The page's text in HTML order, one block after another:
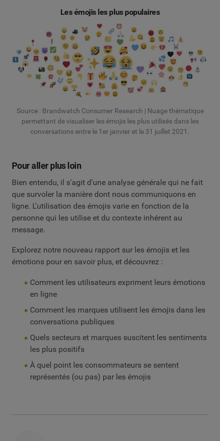
Les émojis les plus populaires
Source : Brandwatch Consumer Research | Nuage thématique
permettant de visualiser les émojis les plus utilisés dans les
conversations entre le 1er janvier et le 31 juillet 2021.
Pour aller plus loin
Bien entendu, il s'agit d'une analyse générale qui ne fait
que survoler la manière dont nous communiquons en
ligne. L'utilisation des émojis varie en fonction de la
personne qui les utilise et du contexte inhérent au
message.
Explorez notre nouveau rapport sur les émojis et les
émotions pour en savoir plus, et découvrez :
Comment les utilisateurs expriment leurs émotions
en ligne
Comment les marques utilisent les émojis dans les
conversations publiques
Quels secteurs et marques suscitent les sentiments
les plus positifs
À quel point les consommateurs se sentent
représentés (ou pas) par les émojis